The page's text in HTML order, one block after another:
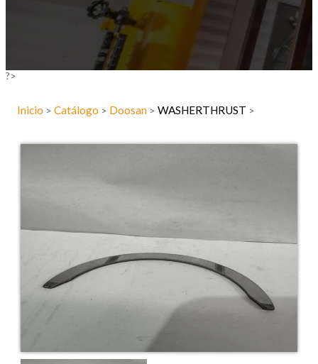
?>
Inicio > Catálogo > Doosan > WASHERTHRUST >